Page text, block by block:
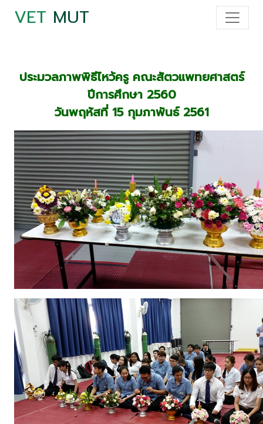
VET MUT
ประมวลภาพพิธีไหว้ครู คณะสัตวแพทยศาสตร์
ปีการศึกษา 2560
วันพฤหัสที่ 15 กุมภาพันธ์ 2561